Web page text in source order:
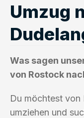
Umzug
Was sagen
von Rostock
Du möchtest von
umziehen und